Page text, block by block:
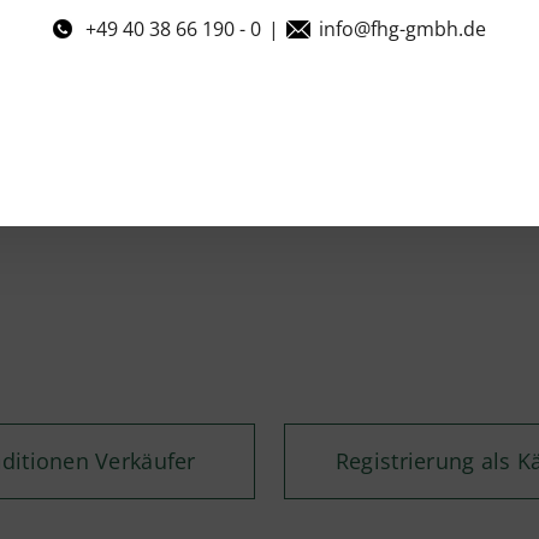
+49 40 38 66 190 - 0 | info@fhg-gmbh.de
Verkäufer Registrierung als